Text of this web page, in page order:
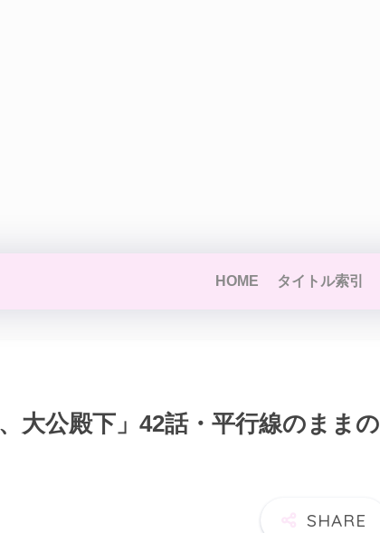
HOME タイトル索引
大公殿下」42話・平行線のままの